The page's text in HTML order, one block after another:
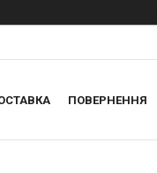
ПОВЕРНЕННЯ